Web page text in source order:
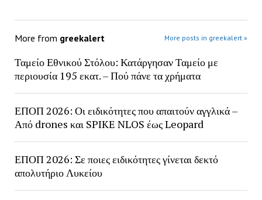
More from greekalert More posts in greekalert »
Ταμείο Εθνικού Στόλου: Κατάργησαν Ταμείο με
περιουσία 195 εκατ. – Πού πάνε τα χρήματα
ΕΠΟΠ 2026: Οι ειδικότητες που απαιτούν αγγλικά –
Από drones και SPIKE NLOS έως Leopard
ΕΠΟΠ 2026: Σε ποιες ειδικότητες γίνεται δεκτό
απολυτήριο Λυκείου